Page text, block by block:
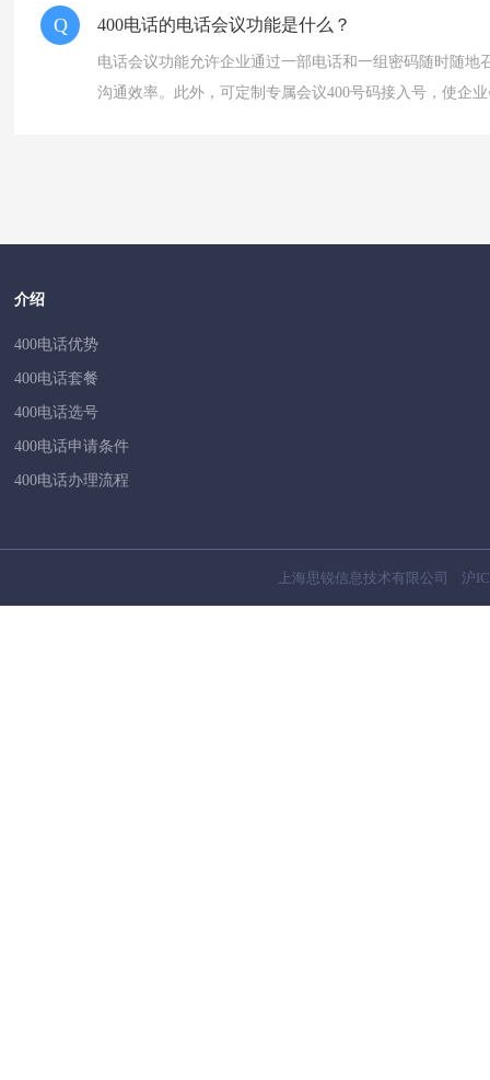
Q 400电话的电话会议功能是什么？
电话会议功能允许企业通过一部电话和一组密码随时随
沟通效率。此外，可定制专属会议400号码接入号，使企
介绍
400电话优势
400电话套餐
400电话选号
400电话申请条件
400电话办理流程
上海思锐信息技术有限公司 沪